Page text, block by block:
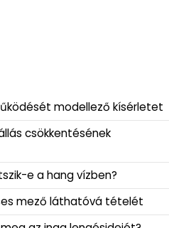
modellező kísérletet
csökkentésének
e a hang vízben?
mező láthatóvá tételét